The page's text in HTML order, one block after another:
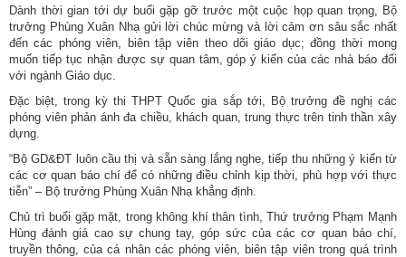
Dành thời gian tới dự buổi gặp gỡ trước một cuộc họp quan trọng, Bộ
trưởng Phùng Xuân Nhạ gửi lời chúc mừng và lời cảm ơn sâu sắc nhất
đến các phóng viên, biên tập viên theo dõi giáo dục; đồng thời mong
muốn tiếp tục nhận được sự quan tâm, góp ý kiến của các nhà báo đối
với ngành Giáo dục.
Đặc biệt, trong kỳ thi THPT Quốc gia sắp tới, Bộ trưởng đề nghị các
phóng viên phản ánh đa chiều, khách quan, trung thực trên tinh thần xây
dựng.
“Bộ GD&ĐT luôn cầu thị và sẵn sàng lắng nghe, tiếp thu những ý kiến từ
các cơ quan báo chí để có những điều chỉnh kịp thời, phù hợp với thực
tiễn” – Bộ trưởng Phùng Xuân Nhạ khẳng định.
Chủ trì buổi gặp mặt, trong không khí thân tình, Thứ trưởng Phạm Mạnh
Hùng đánh giá cao sự chung tay, góp sức của các cơ quan báo chí,
truyền thông, của cá nhân các phóng viên, biên tập viên trong quá trình